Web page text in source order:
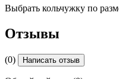
Выбрать кольчужку по
Отзывы
(0) Написать отзыв